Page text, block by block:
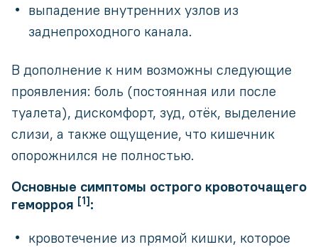
выпадение внутренних узлов из
заднепроходного канала.
В дополнение к ним возможны следующие
проявления: боль (постоянная или после
туалета), дискомфорт, зуд, отёк, выделение
слизи, а также ощущение, что кишечник
опорожнился не полностью.
Основные симптомы острого кровоточащего
геморроя [1]:
кровотечение из прямой кишки, которое